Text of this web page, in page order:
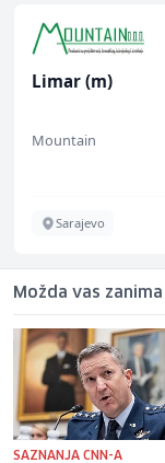
Limar (m)
Mountain
Sarajevo
Možda vas zanima
SAZNANJA CNN-A